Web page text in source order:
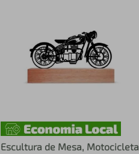
Escultura de Mesa, Motocicleta